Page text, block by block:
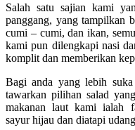
Salah satu sajian kami
panggang, yang tampilkan
cumi – cumi, dan ikan,
kami pun dilengkapi nasi
komplit dan memberikan
Bagi anda yang lebih
tawarkan pilihan salad
makanan laut kami ialah
sayur hijau dan diatapi